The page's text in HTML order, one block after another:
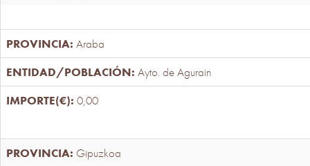
Araba
Ayto. de Agurain
0,00
Gipuzkoa